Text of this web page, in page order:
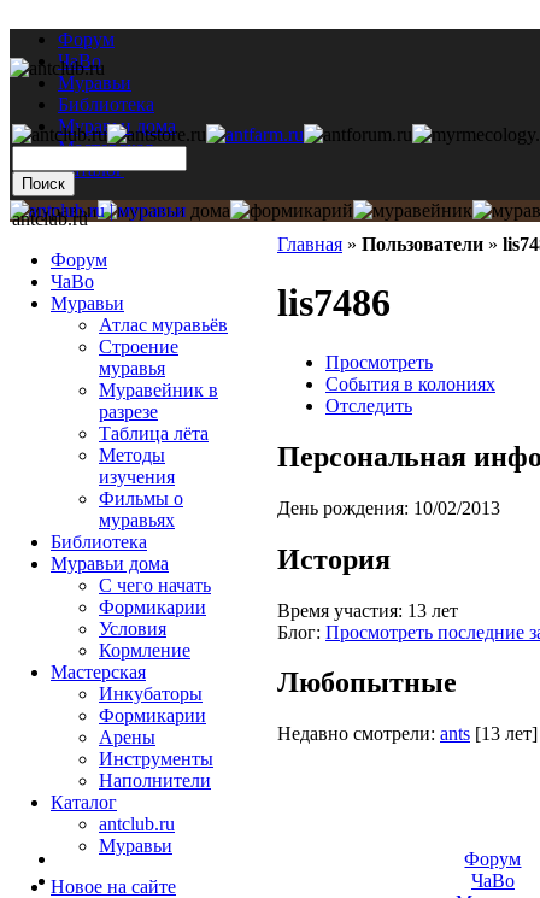
Форум
ЧаВо
Муравьи
Библиотека
Муравьи дома
Мастерская
Каталог
Главная » Пользователи »
lis7486
Просмотреть
События в колониях
Отследить
Персональная
День рождения: 10/02/2013
История
Время участия: 13 лет
Блог: Просмотреть последние
Любопытные
Недавно смотрели: ants [13 лет]
antclub.ru
Форум
ЧаВо
Муравьи
Атлас муравьёв
Строение
муравья
Муравейник в
разрезе
Таблица лёта
Методы
изучения
Фильмы о
муравьях
Библиотека
Муравьи дома
С чего начать
Формикарии
Условия
Кормление
Мастерская
Инкубаторы
Формикарии
Арены
Инструменты
Наполнители
Каталог
antclub.ru
Муравьи
Новое на сайте
Форум
ЧаВо